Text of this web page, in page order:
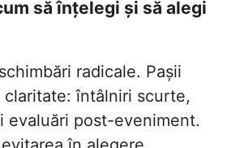
să înțelegi și să alegi
radicale. Pașii
întâlniri scurte,
evaluări post-eveniment.